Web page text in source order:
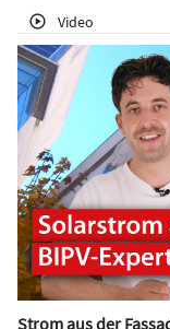
Video
Strom aus der